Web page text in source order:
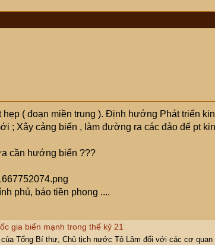
( đoạn miền trung ). Định hướng Phát triển
; Xây cảng biển , làm đường ra các đảo để pt
cần hướng biển ???
phủ, báo tiền phong ....
gia biển mạnh trong thế kỷ 21
Tổng Bí thư, Chủ tịch nước Tô Lâm đối với các cơ quan